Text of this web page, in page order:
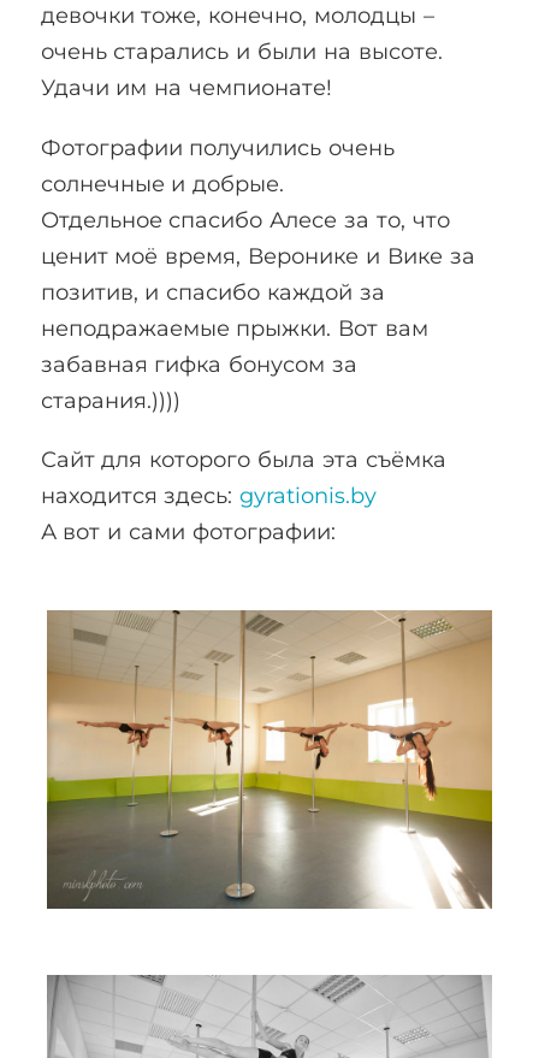
девочки тоже, конечно, молодцы –
очень старались и были на высоте.
Удачи им на чемпионате!
Фотографии получились очень
солнечные и добрые.
Отдельное спасибо Алесе за то, что
ценит моё время, Веронике и Вике за
позитив, и спасибо каждой за
неподражаемые прыжки. Вот вам
забавная гифка бонусом за
старания.))))
Сайт для которого была эта съёмка
находится здесь:gyrationis.by
А вот и сами фотографии: